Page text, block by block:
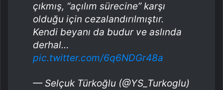
çıkmış, “açılım sürecine” karşı
olduğu için cezalandırılmıştır.
Kendi beyanı da budur ve aslında
derhal…
pic.twitter.com/6q6NDGr48a
— Selçuk Türkoğlu (@YS_Turkoglu)